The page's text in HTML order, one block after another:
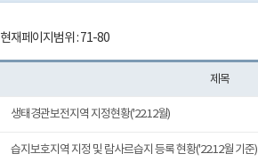
현재페이지범위 : 71-80
제목
생태경관보전지역 지정현황('22.12월)
습지보호지역 지정 및 람사르습지 등록 현황('22.12월 기준)